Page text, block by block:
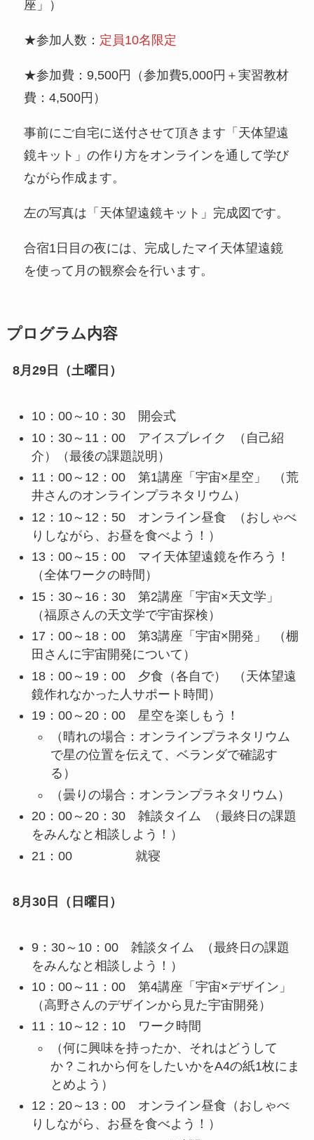
座」）
★参加人数： 定員10名限定
★参加費：9,500円（参加費5,000円＋実習教材
費：4,500円）
事前にご自宅に送付させて頂きます「天体望遠
鏡キット」の作り方をオンラインを通して学び
ながら作成ます。
左の写真は「天体望遠鏡キット」完成図です。
合宿1日目の夜には、完成したマイ天体望遠鏡
を使って月の観察会を行います。
プログラム内容
8月29日（土曜日）
10：00～10：30 開会式
10：30～11：00 アイスブレイク （自己紹
介）（最後の課題説明）
11：00～12：00 第1講座「宇宙×星空」 （荒
井さんのオンラインプラネタリウム）
12：10～12：50 オンライン昼食 （おしゃべ
りしながら、お昼を食べよう！）
13：00～15：00 マイ天体望遠鏡を作ろう！
（全体ワークの時間）
15：30～16：30 第2講座「宇宙×天文学」
（福原さんの天文学で宇宙探検）
17：00～18：00 第3講座「宇宙×開発」 （棚
田さんに宇宙開発について）
18：00～19：00 夕食（各自で） （天体望遠
鏡作れなかった人サポート時間）
19：00～20：00 星空を楽しもう！
（晴れの場合：オンラインプラネタリウム
で星の位置を伝えて、ベランダで確認す
る）
（曇りの場合：オンランプラネタリウム）
20：00～20：30 雑談タイム （最終日の課題
をみんなと相談しよう！）
21：00 就寝
8月30日（日曜日）
9：30～10：00 雑談タイム （最終日の課題
をみんなと相談しよう！）
10：00～11：00 第4講座「宇宙×デザイン」
（高野さんのデザインから見た宇宙開発）
11：10～12：10 ワーク時間
（何に興味を持ったか、それはどうして
か？これから何をしたいかをA4の紙1枚にま
とめよう）
12：20～13：00 オンライン昼食（おしゃべ
りしながら、お昼を食べよう！）